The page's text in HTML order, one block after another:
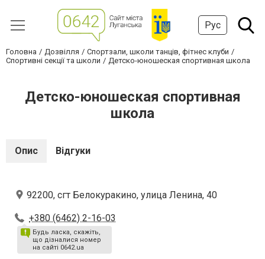
Рус
Головна Дозвілля
Спортзали, школи танців, фітнес клуби
Спортивні секції та школи
Детско-юношеская спортивная школа
Детско-юношеская спортивная
школа
Опис Відгуки
92200, сгт Белокуракино, улица Ленина, 40
+380 (6462) 2-16-03
Будь ласка, скажіть,
що дізналися номер
на сайті 0642.ua